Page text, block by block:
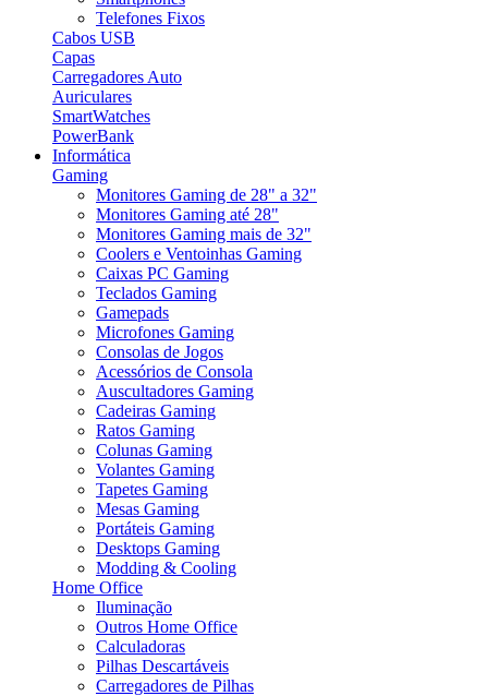
Telefones Fixos
Cabos USB
Capas
Carregadores Auto
Auriculares
SmartWatches
PowerBank
Informática
Gaming
Monitores Gaming de 28" a 32"
Monitores Gaming até 28"
Monitores Gaming mais de 32"
Coolers e Ventoinhas Gaming
Caixas PC Gaming
Teclados Gaming
Gamepads
Microfones Gaming
Consolas de Jogos
Acessórios de Consola
Auscultadores Gaming
Cadeiras Gaming
Ratos Gaming
Colunas Gaming
Volantes Gaming
Tapetes Gaming
Mesas Gaming
Portáteis Gaming
Desktops Gaming
Modding & Cooling
Home Office
Iluminação
Outros Home Office
Calculadoras
Pilhas Descartáveis
Carregadores de Pilhas